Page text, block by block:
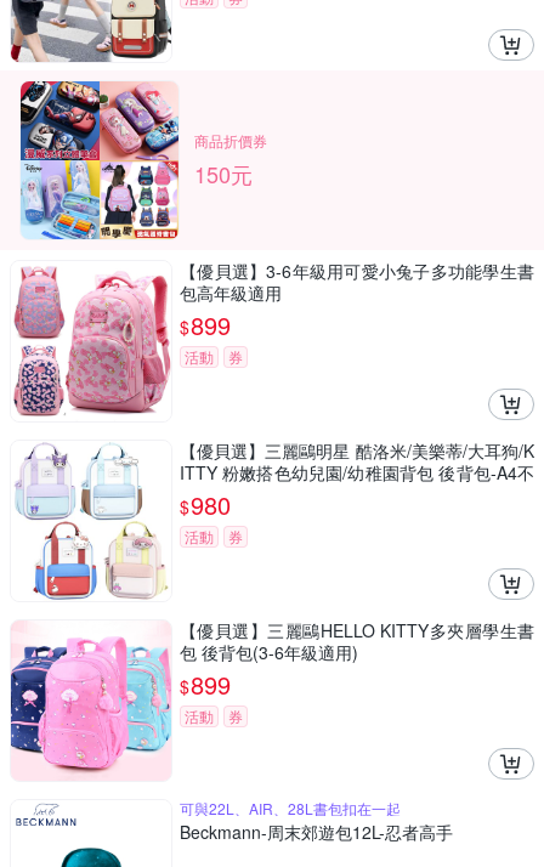
商品折價券
150元
【優貝選】3-6年級用可愛小兔子多功能學生書
包高年級適用
$899
活動 券
【優貝選】三麗鷗明星 酷洛米/美樂蒂/大耳狗/K
ITTY 粉嫩搭色幼兒園/幼稚園背包 後背包-A4不
可放(平輸品)
$980
活動 券
【優貝選】三麗鷗HELLO KITTY多夾層學生書
包 後背包(3-6年級適用)
$899
活動 券
可與22L、AIR、28L書包扣在一起
Beckmann-周末郊遊包12L-忍者高手